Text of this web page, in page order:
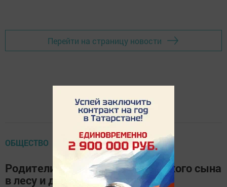
Перейти на страницу новости
ОБЩЕСТВО
Родители привязывали маленького сына
в лесу и держали в хлеву